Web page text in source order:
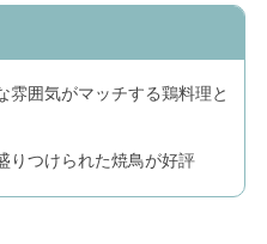
雰囲気がマッチする鶏料理と
りつけられた焼鳥が好評